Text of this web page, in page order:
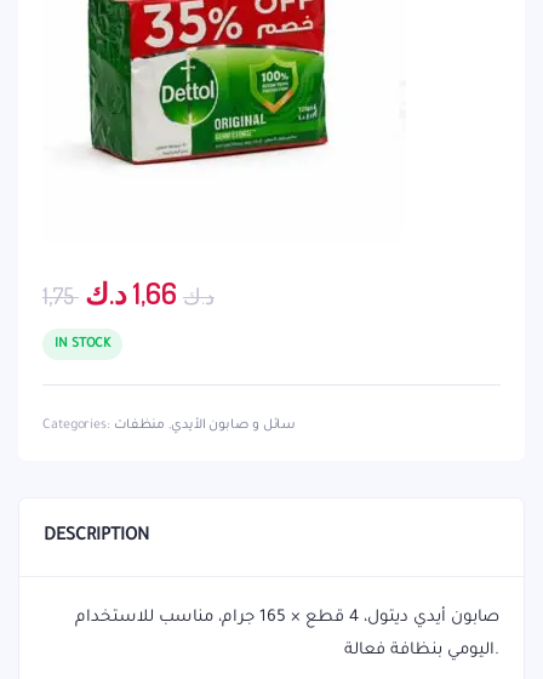
1,75 د.ك
Original
1,75 د.ك.
1,66د.ك Current
1,66 د.ك.
IN STOCK
Categories: سائل و صابون الأيدي, منظفات
DESCRIPTION
صابون أيدي ديتول، 4 قطع × 165 جرام، مناسب للاستخدام
اليومي بنظافة فعالة.